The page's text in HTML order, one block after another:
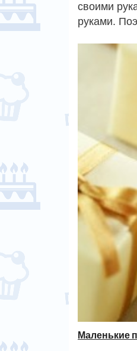
своими
руками.
Маленькие